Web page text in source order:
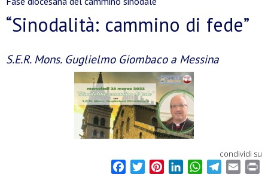
“Sinodalità: cammino di fede”
S.E.R. Mons. Guglielmo Giombaco a Messina
condividi su
W